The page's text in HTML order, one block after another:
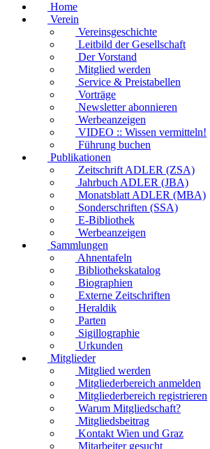
Home
Verein
Vereinsgeschichte
Leitbild der Gesellschaft
Der Vorstand
Mitglied werden
Service & Preistabellen
Vorträge
Newsletter abonnieren
Werbeanzeigen
VIDEO :: Wissen vermitteln!
Führung buchen
Publikationen
Zeitschrift ADLER (ZSA)
Jahrbuch ADLER (JBA)
Monatsblatt ADLER (MBA)
Sonderschriften (SSA)
E-Bibliothek
Werbeanzeigen
Sammlungen
Ahnentafeln
Bibliothekskatalog
Biographien
Externe Zeitschriften
Heraldik
Parten
Sigillographie
Urkunden
Mitglieder
Mitglied werden
Mitgliederbereich anmelden
Mitgliederbereich registrieren
Warum Mitgliedschaft?
Mitgliedsbeitrag
Kontakt Wien und Graz
Mitarbeiter gesucht